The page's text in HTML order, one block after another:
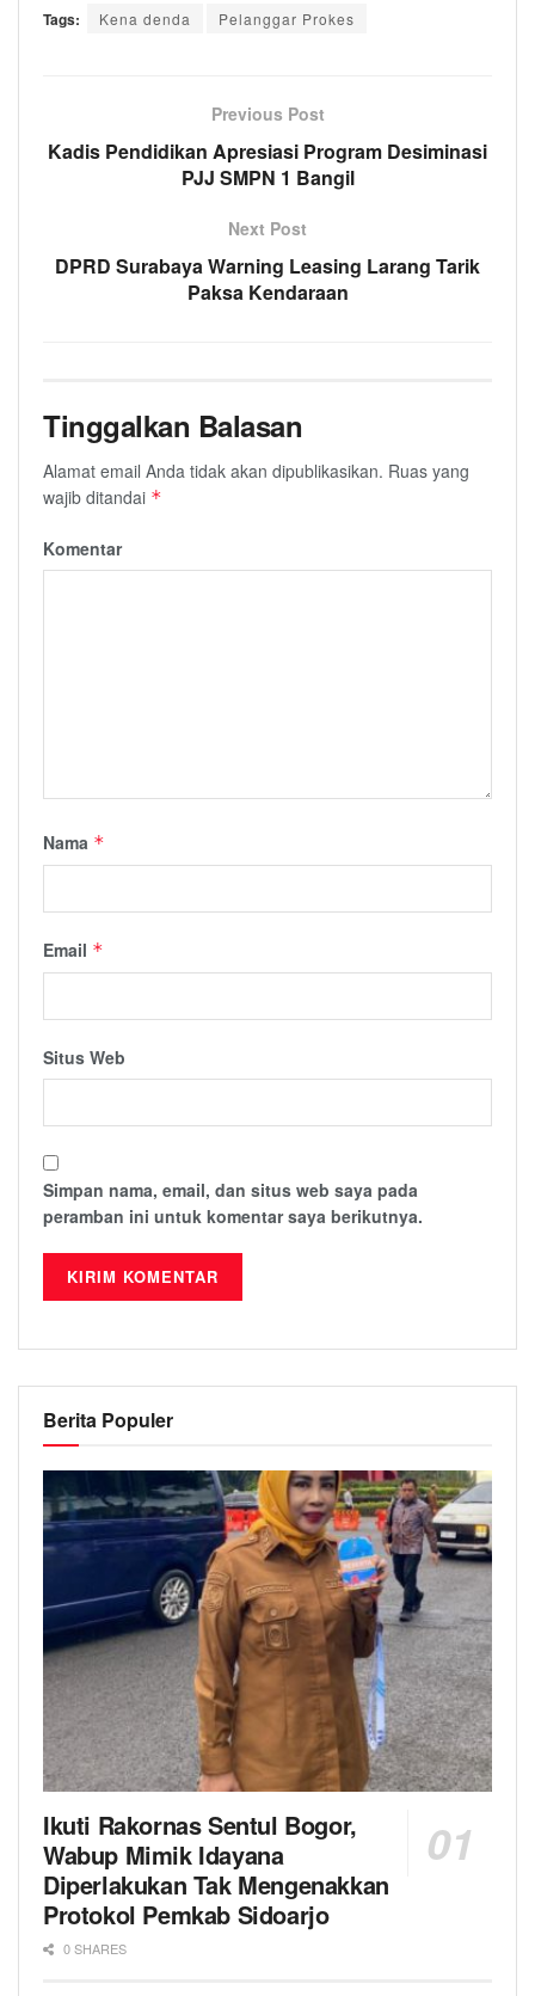
Tags: Kena denda Pelanggar Prokes
Previous Post
Kadis Pendidikan Apresiasi Program Desiminasi
PJJ SMPN 1 Bangil
Next Post
DPRD Surabaya Warning Leasing Larang Tarik
Paksa Kendaraan
Tinggalkan Balasan
Alamat email Anda tidak akan dipublikasikan. Ruas yang
wajib ditandai *
Komentar
Nama *
Email *
Situs Web
Simpan nama, email, dan situs web saya pada
peramban ini untuk komentar saya berikutnya.
Berita Populer
Ikuti Rakornas Sentul Bogor,
Wabup Mimik Idayana
Diperlakukan Tak Mengenakkan
Protokol Pemkab Sidoarjo
0 SHARES